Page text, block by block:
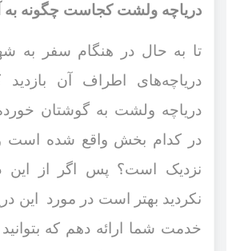
دریاچه ولشت کجاست چگونه به
تا به حال در هنگام سفر به
دریاچه‌های اطراف آن بازدید
دریاچه ولشت به گوشتان
در کدام بخش واقع شده است
نزدیک است؟ پس اگر از این
نکردید بهتر است در مورد این
خدمت شما ارائه دهم که بتوانید